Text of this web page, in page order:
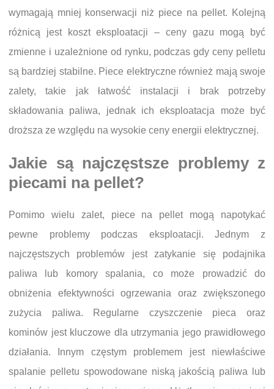
wymagają mniej konserwacji niż piece na pellet. Kolejną
różnicą jest koszt eksploatacji – ceny gazu mogą być
zmienne i uzależnione od rynku, podczas gdy ceny pelletu
są bardziej stabilne. Piece elektryczne również mają swoje
zalety, takie jak łatwość instalacji i brak potrzeby
składowania paliwa, jednak ich eksploatacja może być
droższa ze względu na wysokie ceny energii elektrycznej.
Jakie są najczęstsze problemy z
piecami na pellet?
Pomimo wielu zalet, piece na pellet mogą napotykać
pewne problemy podczas eksploatacji. Jednym z
najczęstszych problemów jest zatykanie się podajnika
paliwa lub komory spalania, co może prowadzić do
obniżenia efektywności ogrzewania oraz zwiększonego
zużycia paliwa. Regularne czyszczenie pieca oraz
kominów jest kluczowe dla utrzymania jego prawidłowego
działania. Innym częstym problemem jest niewłaściwe
spalanie pelletu spowodowane niską jakością paliwa lub